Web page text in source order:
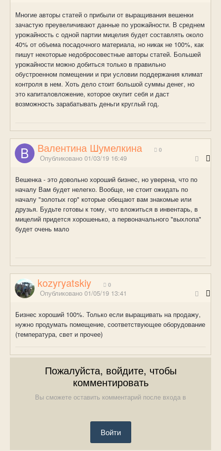
Многие авторы статей о прибыли от выращивания вешенки
зачастую преувеличивают данные по урожайности. В среднем
урожайность с одной партии мицелия будет составлять около
40% от объема посадочного материала, но никак не 100%, как
пишут некоторые недобросовестные авторы статей. Большей
урожайности можно добиться только в правильно
обустроенном помещении и при условии поддержания климат
контроля в нем. Хоть дело стоит большой суммы денег, но
это капиталовложение, которое окупит себя и даст
возможность зарабатывать деньги круглый год.
Валентина Шумелкина 0
Опубликовано 01/03/19 16:49
Вешенка - это довольно хороший бизнес, но уверена, что по
началу Вам будет нелегко. Вообще, не стоит ожидать по
началу "золотых гор" которые обещают вам знакомые или
друзья. Будьте готовы к тому, что вложиться в инвентарь, в
мицелий придется хорошенько, а первоначального "выхлопа"
будет очень мало
kozyryatskiy 0
Опубликовано 01/05/19 13:41
Бизнес хороший 100%. Только если выращивать на продажу,
нужно продумать помещение, соответствующее оборудование
(температура, свет и прочее)
Пожалуйста, войдите, чтобы
комментировать
Вы сможете оставить комментарий после входа в
Войти